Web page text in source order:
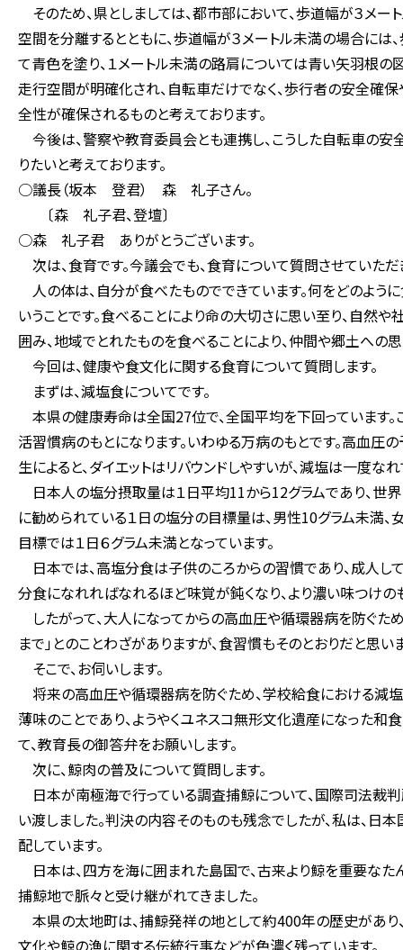
そのため、県としましては、都市部において、歩道幅が３メ
空間を分離するとともに、歩道幅が３メートル未満の場合に
て青色を塗り、１メートル未満の路肩については青い矢羽根の
走行空間が明確化され、自転車だけでなく、歩行者の安全確
全性が確保されるものと考えております。
今後は、警察や教育委員会とも連携し、こうした自転車の
りたいと考えております。
○議長（坂本 登君） 森 礼子さん。
〔森 礼子君、登壇〕
○森 礼子君 ありがとうございます。
次は、食育です。今議会でも、食育について質問させていただ
人の体は、自分が食べたものでできています。何をどのよう
いうことです。食べることにより命の大切さに思い至り、自然
囲み、地域でとれたものを食べることにより、仲間や郷土への
今回は、健康や食文化に関する食育について質問します。
まずは、減塩食についてです。
本県の健康寿命は全国27位で、全国平均を下回っています。
活習慣病のもとになります。いわゆる万病のもとです。高血圧
生によると、ダイエットはリバウンドしやすいが、減塩は一度なれ
日本人の塩分摂取量は１日平均11から12グラムであり、世
に勧められている１日の塩分の目標量は、男性10グラム未満
目標では１日６グラム未満となっています。
日本では、高塩分食は子供のころからの習慣であり、成人し
分食になれればなれるほど味覚が鈍くなり、より濃い味つけの
したがって、大人になってからの高血圧や循環器病を防ぐた
まで」とのことわざがありますが、食習慣もそのとおりだと思
そこで、お伺いします。
将来の高血圧や循環器病を防ぐため、学校給食における減塩
薄味のことであり、ようやくユネスコ無形文化遺産になった和
て、教育長の御答弁をお願いします。
次に、鯨肉の普及について質問します。
日本が南極海で行っている調査捕鯨について、国際司法裁
い渡しました。判決の内容そのものも残念でしたが、私は、
配しています。
日本は、四方を海に囲まれた島国で、古来より鯨を重要なた
捕鯨地で脈々と受け継がれてきました。
本県の太地町は、捕鯨発祥の地として約400年の歴史があり
文化や鯨の漁に関する伝統行事などが色濃く残っています。